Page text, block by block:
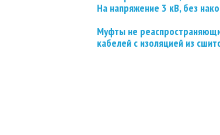
На напряжение 3 кВ, без
Муфты не
кабелей с изоляцией из